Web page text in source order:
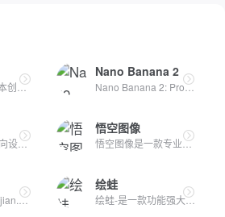
艾绘 - 一站式绘本创作平台
Nano Banana 2
Nano Banana 2: Professional 4K AI-powered image generation...
星流AI绘图：面向设计师的新一代AI设计Agent星流AI绘图是一款以...
悟空图像
悟空图像是一款专业的图像处理软件，支持十亿像素图片处理，拥...
美间（www.meijian.com）是专注于家居设计营销谈单的网站，在线...
绘蛙
绘蛙-是一款功能强大，简洁好用的智能图片、文案创作平台，并且...